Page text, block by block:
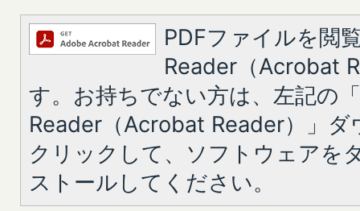
PDFファイルを閲
Reader（Acrobat
す。お持ちでない方は、左記の
Reader（Acrobat Reader）」ダ
クリックして、ソフトウェアを
ストールしてください。